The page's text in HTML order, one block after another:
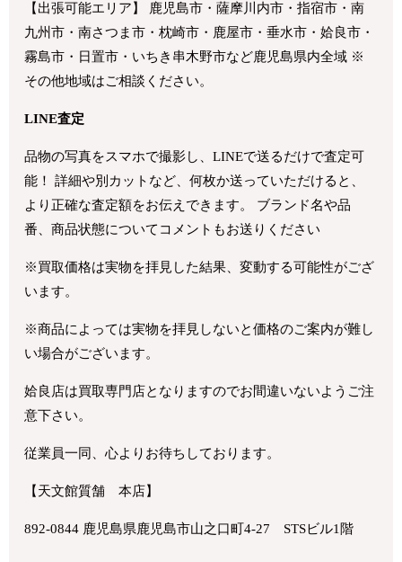
【出張可能エリア】 鹿児島市・薩摩川内市・指宿市・南
九州市・南さつま市・枕崎市・鹿屋市・垂水市・姶良市・
霧島市・日置市・いちき串木野市など鹿児島県内全域 ※
その他地域はご相談ください。
LINE査定
品物の写真をスマホで撮影し、LINEで送るだけで査定可
能！ 詳細や別カットなど、何枚か送っていただけると、
より正確な査定額をお伝えできます。 ブランド名や品
番、商品状態についてコメントもお送りください
※買取価格は実物を拝見した結果、変動する可能性がござ
います。
※商品によっては実物を拝見しないと価格のご案内が難し
い場合がございます。
姶良店は買取専門店となりますのでお間違いないようご注
意下さい。
従業員一同、心よりお待ちしております。
【天文館質舗 本店】
892-0844 鹿児島県鹿児島市山之口町4-27 STSビル1階